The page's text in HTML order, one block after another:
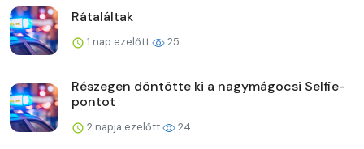
Rátaláltak
1 nap ezelőtt 25
Részegen döntötte ki a nagymágocsi Selfie-
pontot
2 napja ezelőtt 24